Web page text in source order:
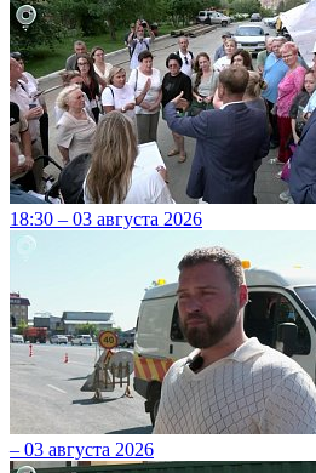
18:30 – 03 августа 2026
– 03 августа 2026